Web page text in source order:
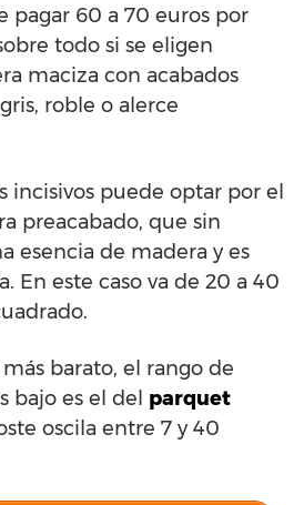
pagar 60 a 70 euros por
todo si se eligen
maciza con acabados
roble o alerce
incisivos puede optar por el
preacabado, que sin
esencia de madera y es
En este caso va de 20 a 40
barato, el rango de
bajo es el del parquet
oscila entre 7 y 40